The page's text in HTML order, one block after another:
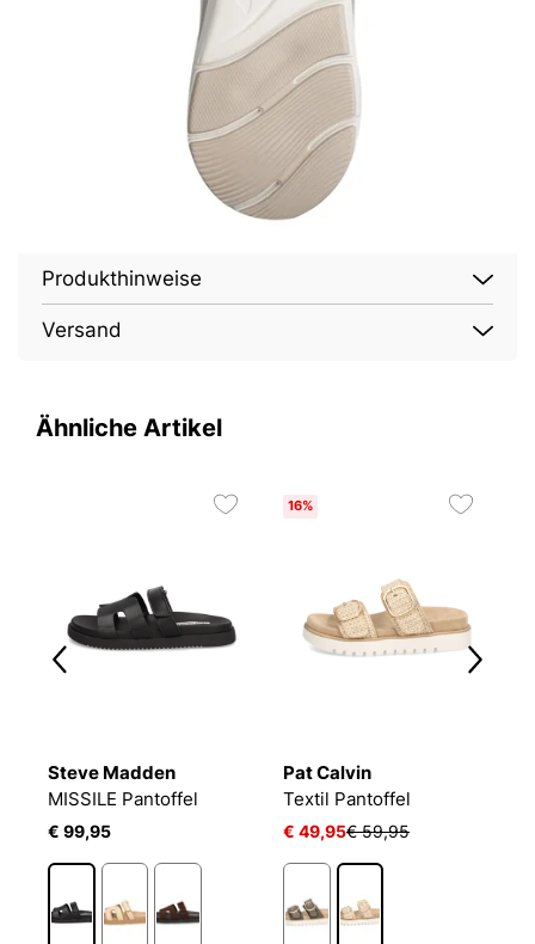
Produkthinweise
Versand
Ähnliche Artikel
Steve Madden
MISSILE Pantoffel
€ 99,95
16%
Pat Calvin
Textil Pantoffel
€ 49,95€ 59,95